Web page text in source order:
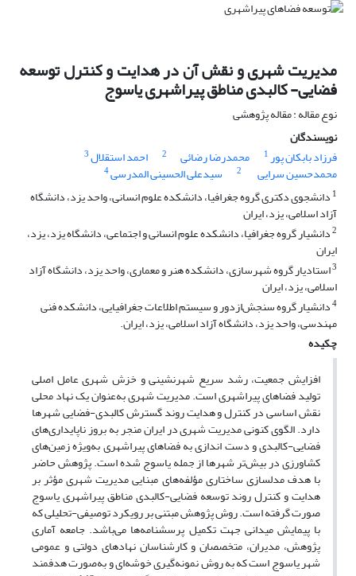
مدیریت شهری و نقش آن در هدایت و کنترل توسعه
فضایی- کالبدی مناطق پیراشهری یاسوج
نوع مقاله : مقاله پژوهشی
نویسندگان
فرزاد بابکان پور1 محمدرضا رضائی 2 احمد استقلال3
محمدحسین سرایی 2 سیدعلی الحسینی المدرسی4
1 دانشجوی دکتری گروه جغرافیا، دانشکده علوم انسانی، واحد یزد، دانشگاه
آزاد اسلامی، یزد، ایران
2دانشیار گروه جغرافیا، دانشکده علوم انسانی و اجتماعی، دانشگاه یزد، یزد،
ایران
3استادیار گروه شهرسازی، دانشکده هنر و معماری، واحد یزد، دانشگاه آزاد
اسلامی، یزد، ایران
4دانشیار گروه سنجش‌ازدور و سیستم اطلاعات جغرافیایی، دانشکده فنی
مهندسی، واحد یزد، دانشگاه آزاد اسلامی، یزد، ایران.
چکیده
افزایش جمعیت، رشد سریع شهرنشینی و خزش شهری عامل اصلی
تولید فضاهای پیراشهری است. مدیریت شهری به‌عنوان یک نهاد محلی
نقش اساسی در کنترل و هدایت روند گسترش کالبدی-فضایی شهرها
دارد. الگوی کنونی مدیریت شهری در ایران منجر به بروز ناپایداری‌های
فضایی-کالبدی و دست اندازی به فضاهای پیراشهری به‌ویژه زمین‌های
کشاورزی در بیش‌تر شهرها از جمله یاسوج شده است. پژوهش حاضر
با هدف مدلسازی ساختاری مؤلفه‌های مبنایی مدیریت شهری مؤثر بر
هدایت و کنترل روند توسعه فضایی-کالبدی مناطق پیراشهری یاسوج
صورت گرفته است. روش پژوهش مبتنی بر رویکرد توصیفی-تحلیلی که
با پیمایش میدانی جهت تکمیل پرسشنامه‌ها می‌باشد. جامعه آماری
پژوهش، مدیران، متخصصان و کارشناسان نهادهای دولتی و عمومی
شهر یاسوج است که به روش نمونه‌گیری خوشه‌ای و به‌صورت هدفمند